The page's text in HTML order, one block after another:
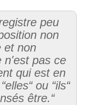
peu
non
et non
n'est pas ce
qui est en
ou “ils“
être.“